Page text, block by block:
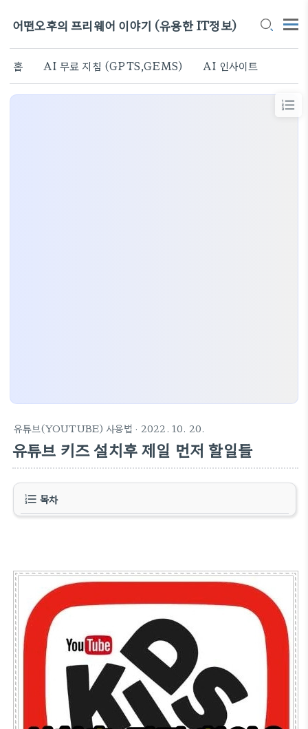
어떤오후의 프리웨어 이야기 (유용한 IT정보)
홈 AI 무료 지침 (GPTS,GEMS) AI 인사이트
유튜브(YOUTUBE) 사용법 · 2022. 10. 20.
유튜브 키즈 설치후 제일 먼저 할일들
목차